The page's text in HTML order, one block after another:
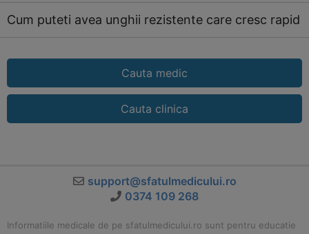
Cum puteti avea unghii rezistente care cresc rapid
Cauta medic
Cauta clinica
support@sfatulmedicului.ro
0374 109 268
Informatiile medicale de pe sfatulmedicului.ro sunt pentru educatie